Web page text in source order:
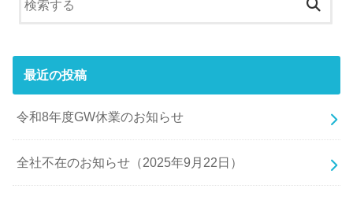
最近の投稿
令和8年度GW休業のお知らせ
全社不在のお知らせ（2025年9月22日）